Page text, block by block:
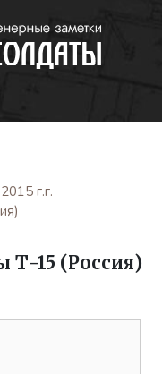
г.г.
Т-15 (Россия)